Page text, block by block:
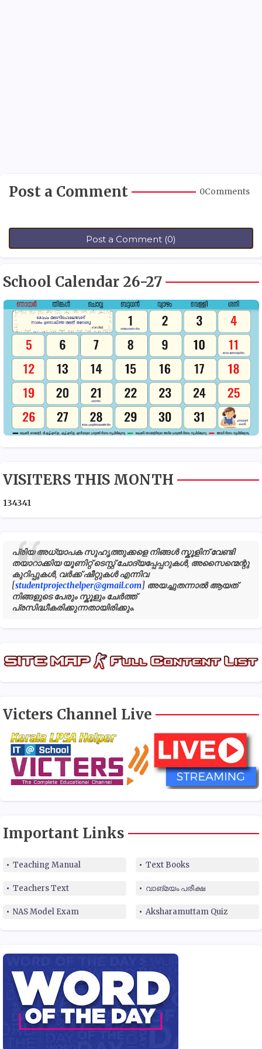
Post a Comment 0Comments
Post a Comment (0)
School Calendar 26-27
VISITERS THIS MONTH
134341
പ്രിയ അധ്യാപക സുഹൃത്തുക്കളെ നിങ്ങൾ സ്കൂളിന് വേണ്ടി
തയാറാക്കിയ യൂണിറ്റ് ടെസ്റ്റ് ചോദ്യപ്പേപ്പറുകൾ, അസൈന്മെന്റു
കുറിപ്പുകൾ, വർക്ക് ഷീറ്റുകൾ എന്നിവ
[studentprojecthelper@gmail.com] അയച്ചുതന്നാൽ ആയത്
നിങ്ങളുടെ പേരും സ്കൂളും ചേർത്ത്
പ്രസിദ്ധീകരിക്കുന്നതായിരിക്കും.
Victers Channel Live
Important Links
Teaching Manual Text Books
Teachers Text വാങ്മയം പരീക്ഷ
NAS Model Exam Aksharamuttam Quiz